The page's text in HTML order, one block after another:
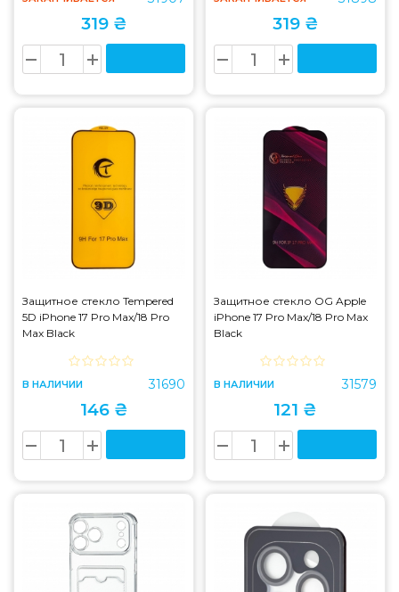
319 ₴ 319 ₴
Защитное стекло Tempered
5D iPhone 17 Pro Max/18 Pro
Max Black
В НАЛИЧИИ 31690
146 ₴
Защитное стекло OG Apple
iPhone 17 Pro Max/18 Pro Max
Black
В НАЛИЧИИ 31579
121 ₴